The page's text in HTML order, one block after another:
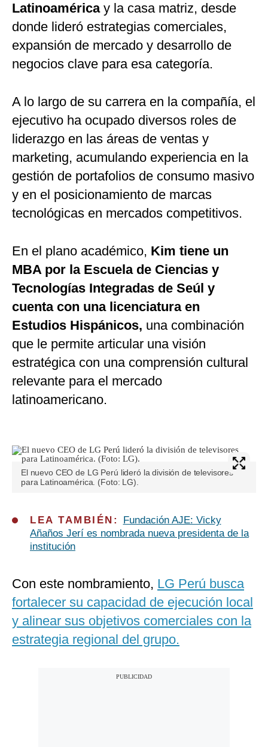
Latinoamérica y la casa matriz, desde
donde lideró estrategias comerciales,
expansión de mercado y desarrollo de
negocios clave para esa categoría.
A lo largo de su carrera en la compañía, el
ejecutivo ha ocupado diversos roles de
liderazgo en las áreas de ventas y
marketing, acumulando experiencia en la
gestión de portafolios de consumo masivo
y en el posicionamiento de marcas
tecnológicas en mercados competitivos.
En el plano académico, Kim tiene un
MBA por la Escuela de Ciencias y
Tecnologías Integradas de Seúl y
cuenta con una licenciatura en
Estudios Hispánicos, una combinación
que le permite articular una visión
estratégica con una comprensión cultural
relevante para el mercado
latinoamericano.
El nuevo CEO de LG Perú lideró la división de televisores
para Latinoamérica. (Foto: LG).
LEA TAMBIÉN:
Fundación AJE: Vicky
Añaños Jerí es nombrada nueva presidenta de la
institución
Con este nombramiento, LG Perú busca
fortalecer su capacidad de ejecución local
y alinear sus objetivos comerciales con la
estrategia regional del grupo.